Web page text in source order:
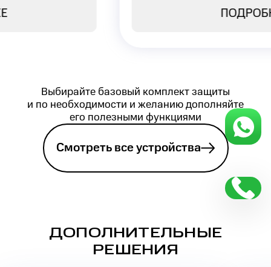
Выбирайте базовый комплект защиты
и по необходимости и желанию дополняйте
его полезными функциями
Смотреть все устройства
ДОПОЛНИТЕЛЬНЫЕ
РЕШЕНИЯ